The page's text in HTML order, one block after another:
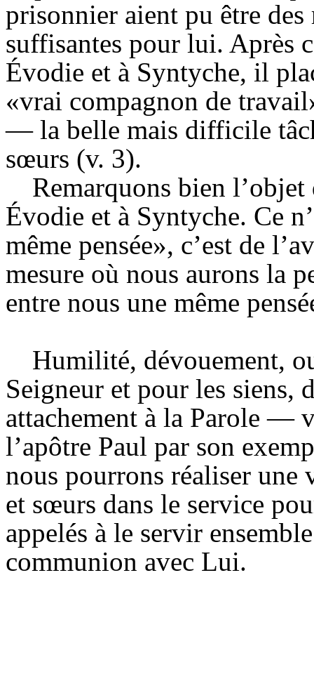
prisonnier aient pu être
suffisantes pour lui. Après
Évodie et à Syntyche, il
«vrai compagnon de
— la belle mais difficile
sœurs (v. 3).
Remarquons bien
Évodie et à Syntyche. Ce
même pensée», c’est de
mesure où nous aurons la
entre nous une même
Humilité, dévouement,
Seigneur et pour les siens,
attachement à la Parole —
l’apôtre Paul par son
nous pourrons réaliser une
et sœurs dans le service
appelés à le servir
communion avec Lui.